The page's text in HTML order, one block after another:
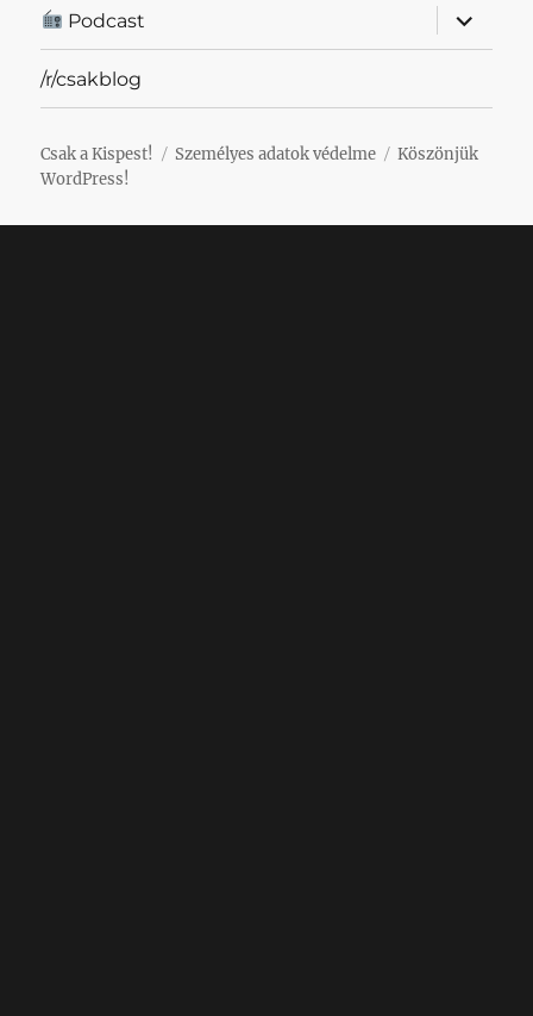
Podcast
almenü
/r/csakblog
Csak a Kispest! Személyes adatok védelme
Köszönjük
WordPress!